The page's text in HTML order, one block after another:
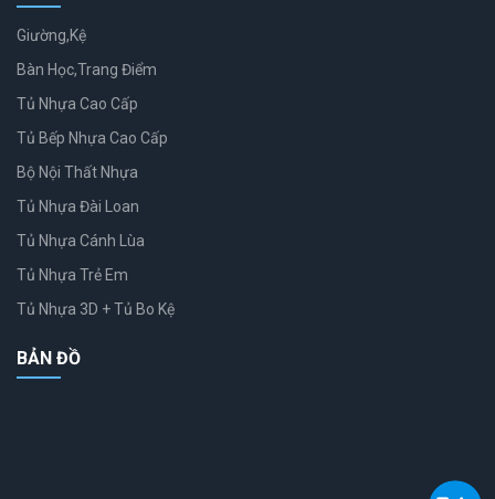
Giường,Kệ
Bàn Học,Trang Điểm
Tủ Nhựa Cao Cấp
Tủ Bếp Nhựa Cao Cấp
Bộ Nội Thất Nhựa
Tủ Nhựa Đài Loan
Tủ Nhựa Cánh Lùa
Tủ Nhựa Trẻ Em
Tủ Nhựa 3D + Tủ Bo Kệ
BẢN ĐỒ